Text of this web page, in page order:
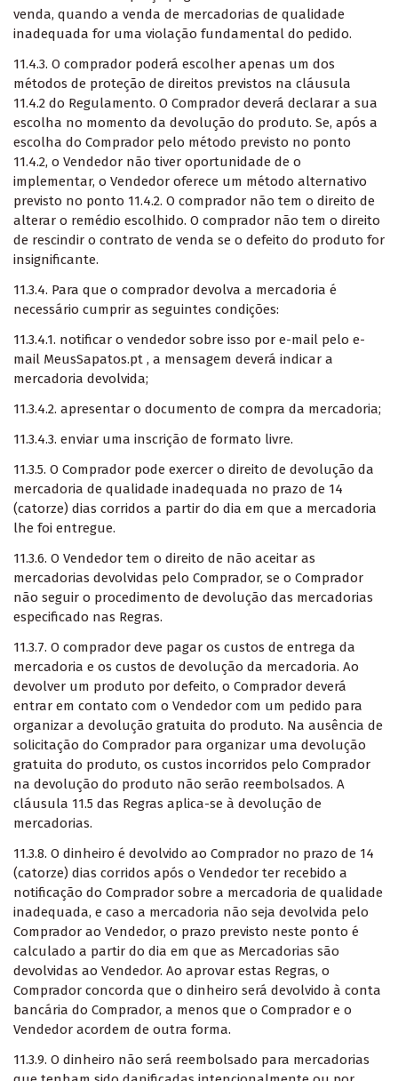
venda, quando a venda de mercadorias de qualidade
inadequada for uma violação fundamental do pedido.
11.4.3. O comprador poderá escolher apenas um dos
métodos de proteção de direitos previstos na cláusula
11.4.2 do Regulamento. O Comprador deverá declarar a sua
escolha no momento da devolução do produto. Se, após a
escolha do Comprador pelo método previsto no ponto
11.4.2, o Vendedor não tiver oportunidade de o
implementar, o Vendedor oferece um método alternativo
previsto no ponto 11.4.2. O comprador não tem o direito de
alterar o remédio escolhido. O comprador não tem o direito
de rescindir o contrato de venda se o defeito do produto for
insignificante.
11.3.4. Para que o comprador devolva a mercadoria é
necessário cumprir as seguintes condições:
11.3.4.1. notificar o vendedor sobre isso por e-mail pelo e-
mail MeusSapatos.pt , a mensagem deverá indicar a
mercadoria devolvida;
11.3.4.2. apresentar o documento de compra da mercadoria;
11.3.4.3. enviar uma inscrição de formato livre.
11.3.5. O Comprador pode exercer o direito de devolução da
mercadoria de qualidade inadequada no prazo de 14
(catorze) dias corridos a partir do dia em que a mercadoria
lhe foi entregue.
11.3.6. O Vendedor tem o direito de não aceitar as
mercadorias devolvidas pelo Comprador, se o Comprador
não seguir o procedimento de devolução das mercadorias
especificado nas Regras.
11.3.7. O comprador deve pagar os custos de entrega da
mercadoria e os custos de devolução da mercadoria. Ao
devolver um produto por defeito, o Comprador deverá
entrar em contato com o Vendedor com um pedido para
organizar a devolução gratuita do produto. Na ausência de
solicitação do Comprador para organizar uma devolução
gratuita do produto, os custos incorridos pelo Comprador
na devolução do produto não serão reembolsados. A
cláusula 11.5 das Regras aplica-se à devolução de
mercadorias.
11.3.8. O dinheiro é devolvido ao Comprador no prazo de 14
(catorze) dias corridos após o Vendedor ter recebido a
notificação do Comprador sobre a mercadoria de qualidade
inadequada, e caso a mercadoria não seja devolvida pelo
Comprador ao Vendedor, o prazo previsto neste ponto é
calculado a partir do dia em que as Mercadorias são
devolvidas ao Vendedor. Ao aprovar estas Regras, o
Comprador concorda que o dinheiro será devolvido à conta
bancária do Comprador, a menos que o Comprador e o
Vendedor acordem de outra forma.
11.3.9. O dinheiro não será reembolsado para mercadorias